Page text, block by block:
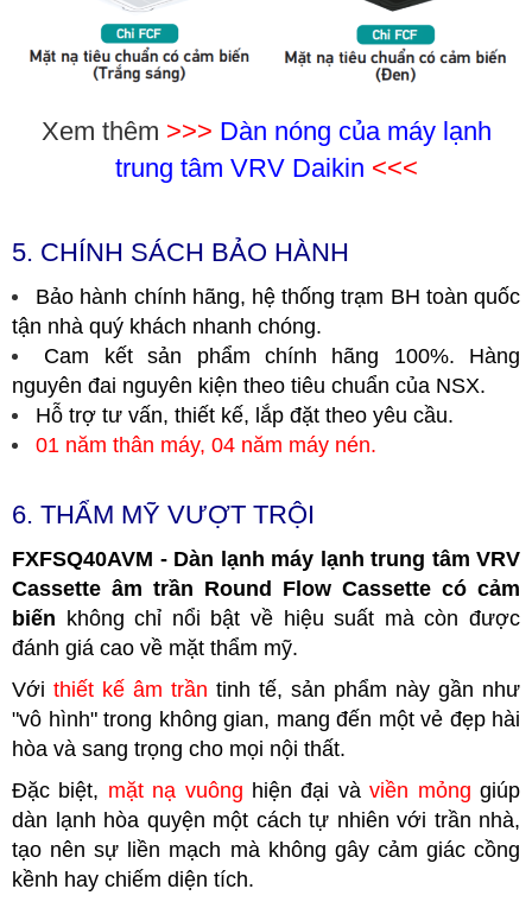
Xem thêm >>> Dàn nóng của máy lạnh
trung tâm VRV Daikin <<<
5. CHÍNH SÁCH BẢO HÀNH
Bảo hành chính hãng, hệ thống trạm BH toàn quốc
tận nhà quý khách nhanh chóng.
Cam kết sản phẩm chính hãng 100%. Hàng
nguyên đai nguyên kiện theo tiêu chuẩn của NSX.
Hỗ trợ tư vấn, thiết kế, lắp đặt theo yêu cầu.
01 năm thân máy, 04 năm máy nén.
6. THẨM MỸ VƯỢT TRỘI
FXFSQ40AVM - Dàn lạnh máy lạnh trung tâm VRV
Cassette âm trần Round Flow Cassette có cảm
biến không chỉ nổi bật về hiệu suất mà còn được
đánh giá cao về mặt thẩm mỹ.
Với thiết kế âm trần tinh tế, sản phẩm này gần như
"vô hình" trong không gian, mang đến một vẻ đẹp hài
hòa và sang trọng cho mọi nội thất.
Đặc biệt, mặt nạ vuông hiện đại vàviền mỏng giúp
dàn lạnh hòa quyện một cách tự nhiên với trần nhà,
tạo nên sự liền mạch mà không gây cảm giác cồng
kềnh hay chiếm diện tích.